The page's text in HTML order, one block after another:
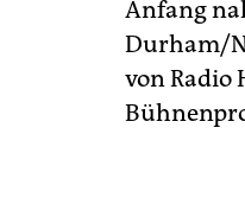
Anfang
Durham/
von Radio